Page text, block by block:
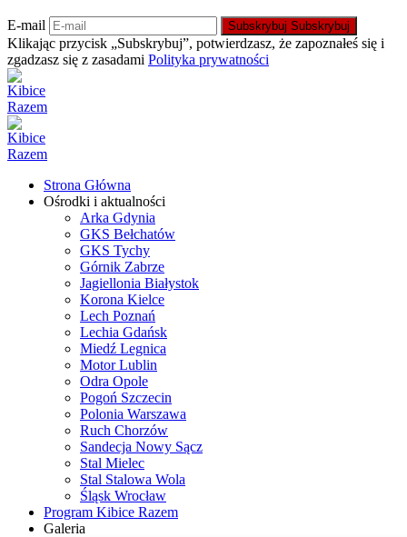
E-mail Subskrybuj Subskrybuj
Klikając przycisk „Subskrybuj”, potwierdzasz, że zapoznałeś się i
zgadzasz się z zasadami Polityka prywatności
Strona Główna
Ośrodki i aktualności
Arka Gdynia
GKS Bełchatów
GKS Tychy
Górnik Zabrze
Jagiellonia Białystok
Korona Kielce
Lech Poznań
Lechia Gdańsk
Miedź Legnica
Motor Lublin
Odra Opole
Pogoń Szczecin
Polonia Warszawa
Ruch Chorzów
Sandecja Nowy Sącz
Stal Mielec
Stal Stalowa Wola
Śląsk Wrocław
Program Kibice Razem
Galeria